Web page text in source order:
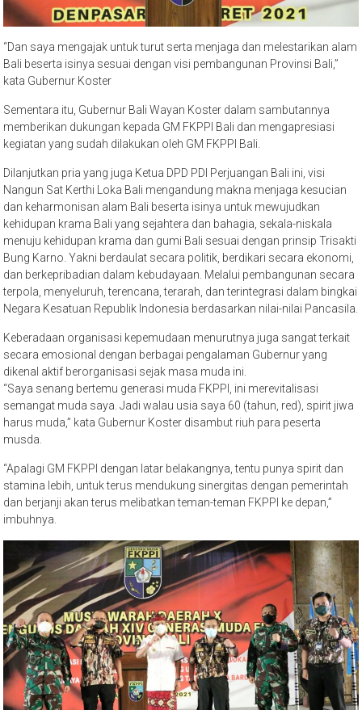
“Dan saya mengajak untuk turut serta menjaga dan melestarikan alam
Bali beserta isinya sesuai dengan visi pembangunan Provinsi Bali,”
kata Gubernur Koster
Sementara itu, Gubernur Bali Wayan Koster dalam sambutannya
memberikan dukungan kepada GM FKPPI Bali dan mengapresiasi
kegiatan yang sudah dilakukan oleh GM FKPPI Bali.
Dilanjutkan pria yang juga Ketua DPD PDI Perjuangan Bali ini, visi
Nangun Sat Kerthi Loka Bali mengandung makna menjaga kesucian
dan keharmonisan alam Bali beserta isinya untuk mewujudkan
kehidupan krama Bali yang sejahtera dan bahagia, sekala-niskala
menuju kehidupan krama dan gumi Bali sesuai dengan prinsip Trisakti
Bung Karno. Yakni berdaulat secara politik, berdikari secara ekonomi,
dan berkepribadian dalam kebudayaan. Melalui pembangunan secara
terpola, menyeluruh, terencana, terarah, dan terintegrasi dalam bingkai
Negara Kesatuan Republik Indonesia berdasarkan nilai-nilai Pancasila.
Keberadaan organisasi kepemudaan menurutnya juga sangat terkait
secara emosional dengan berbagai pengalaman Gubernur yang
dikenal aktif berorganisasi sejak masa muda ini.
“Saya senang bertemu generasi muda FKPPI, ini merevitalisasi
semangat muda saya. Jadi walau usia saya 60 (tahun, red), spirit jiwa
harus muda,” kata Gubernur Koster disambut riuh para peserta
musda.
“Apalagi GM FKPPI dengan latar belakangnya, tentu punya spirit dan
stamina lebih, untuk terus mendukung sinergitas dengan pemerintah
dan berjanji akan terus melibatkan teman-teman FKPPI ke depan,”
imbuhnya.